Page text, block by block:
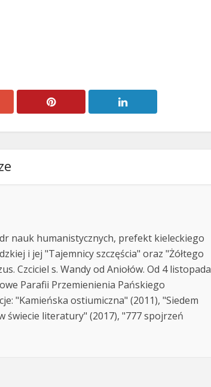
nauk humanistycznych, prefekt kieleckiego
i jej "Tajemnicy szczęścia" oraz "Żółtego
Czciciel s. Wandy od Aniołów. Od 4 listopada
Parafii Przemienienia Pańskiego
"Kamieńska ostiumiczna" (2011), "Siedem
świecie literatury" (2017), "777 spojrzeń